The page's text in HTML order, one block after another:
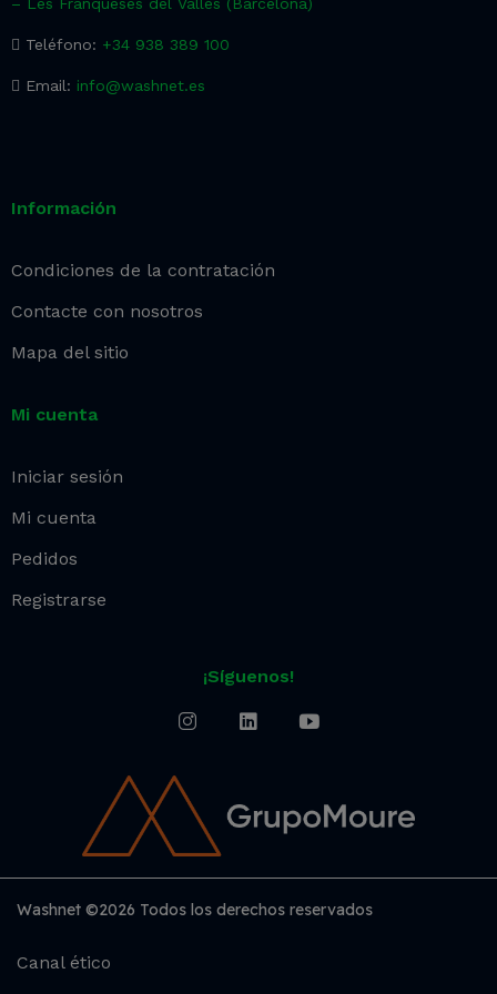
Teléfono: +34 938 389 100
Email: info@washnet.es
Información
Condiciones de la contratación
Contacte con nosotros
Mapa del sitio
Mi cuenta
Iniciar sesión
Mi cuenta
Pedidos
Registrarse
¡Síguenos!
Washnet ©2026 Todos los derechos reservados
Canal ético